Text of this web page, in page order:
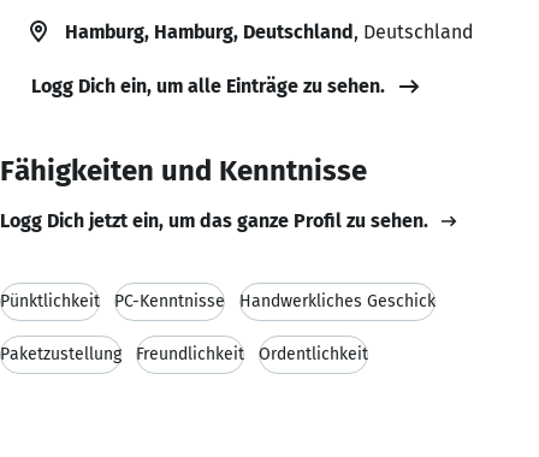
Hamburg, Hamburg, Deutschland, Deutschland
Logg Dich ein, um alle Einträge zu sehen.
Fähigkeiten und Kenntnisse
Logg Dich jetzt ein, um das ganze Profil zu sehen.
Pünktlichkeit PC-Kenntnisse Handwerkliches Geschick
Paketzustellung Freundlichkeit Ordentlichkeit